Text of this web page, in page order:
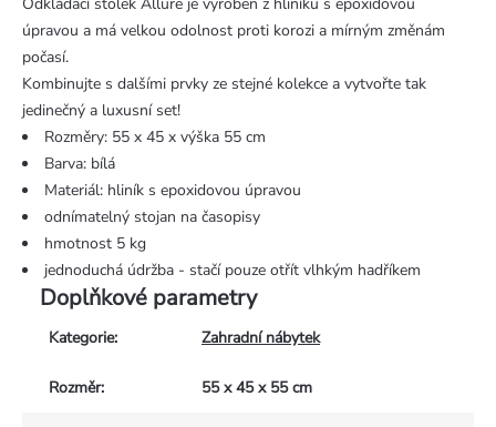
Odkládací stolek Allure je vyroben z hliníku s epoxidovou
úpravou a má velkou odolnost proti korozi a mírným změnám
počasí.
Kombinujte s dalšími prvky ze stejné kolekce a vytvořte tak
jedinečný a luxusní set!
Rozměry: 55 x 45 x výška 55 cm
Barva: bílá
Materiál: hliník s epoxidovou úpravou
odnímatelný stojan na časopisy
hmotnost 5 kg
jednoduchá údržba - stačí pouze otřít vlhkým hadříkem
Doplňkové parametry
Kategorie: Zahradní nábytek
Rozměr: 55 x 45 x 55 cm